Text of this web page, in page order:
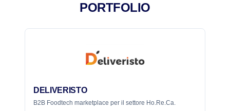
PORTFOLIO
DELIVERISTO
B2B Foodtech marketplace per il settore Ho.Re.Ca.